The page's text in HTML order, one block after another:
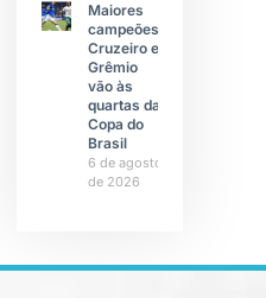
Maiores
campeões,
Cruzeiro e
Grêmio
vão às
quartas da
Copa do
Brasil
6 de agosto
de 2026